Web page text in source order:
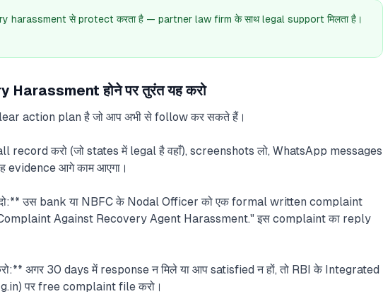
harassment से protect करता है — partner law firm के साथ legal support मिलता है।
होने पर तुरंत यह करो
action plan है जो आप अभी से follow कर सकते हैं।
करो (जो states में legal है वहाँ), screenshots लो, WhatsApp messages
evidence आगे काम आएगा।
उस bank या NBFC के Nodal Officer को एक formal written complaint
Against Recovery Agent Harassment." इस complaint का reply
अगर 30 days में response न मिले या आप satisfied न हों, तो RBI के Integrated
पर free complaint file करो।